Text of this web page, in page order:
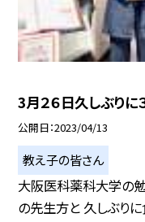
3月２６日久しぶり
公開日 2023/04/13
教え子の皆さん
大阪医科薬科大学の
の先生方と 久しぶり